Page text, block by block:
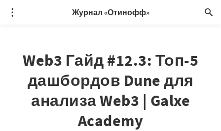
Журнал «Отинофф»
Web3 Гайд #12.3: Топ-5
дашбордов Dune для
анализа Web3 | Galxe
Academy